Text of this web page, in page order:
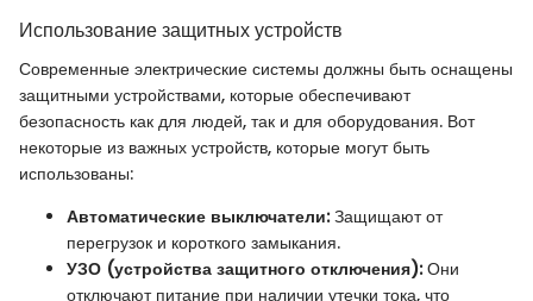
Использование защитных устройств
Современные электрические системы должны быть оснащены
защитными устройствами, которые обеспечивают
безопасность как для людей, так и для оборудования. Вот
некоторые из важных устройств, которые могут быть
использованы:
Автоматические выключатели:Защищают от
перегрузок и короткого замыкания.
УЗО (устройства защитного отключения):Они
отключают питание при наличии утечки тока, что